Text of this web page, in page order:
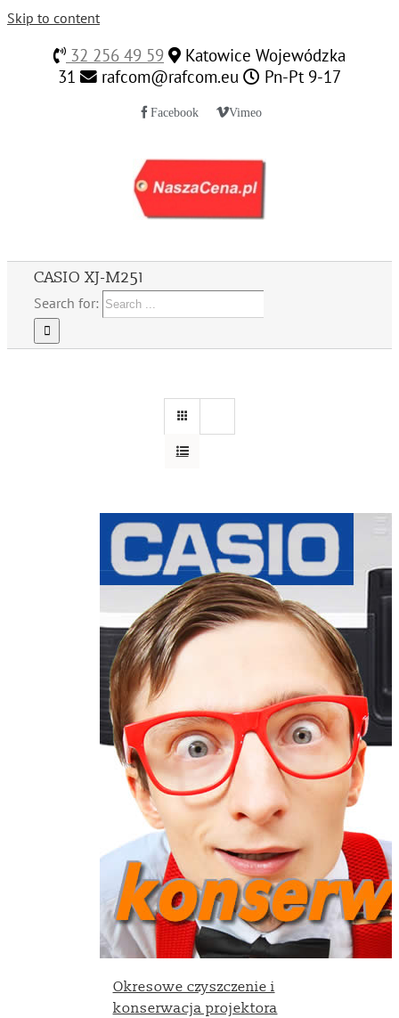
Skip to content
32 256 49 59
Katowice Wojewódzka
31
rafcom@rafcom.eu Pn-Pt 9-17
Facebook Vimeo
CASIO XJ-M251
Search for:
Okresowe czyszczenie i
konserwacja projektora